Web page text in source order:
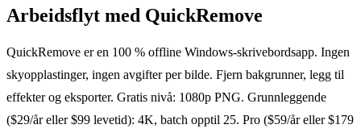
Arbeidsflyt med QuickRemove
QuickRemove er en 100 % offline Windows-skrivebordsapp. Ingen
skyopplastinger, ingen avgifter per bilde. Fjern bakgrunner, legg til
effekter og eksporter. Gratis nivå: 1080p PNG. Grunnleggende
($29/år eller $99 levetid): 4K, batch opptil 25. Pro ($59/år eller $179